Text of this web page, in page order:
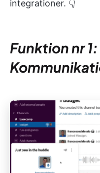
integrationer. 👇
Funktion nr 1: